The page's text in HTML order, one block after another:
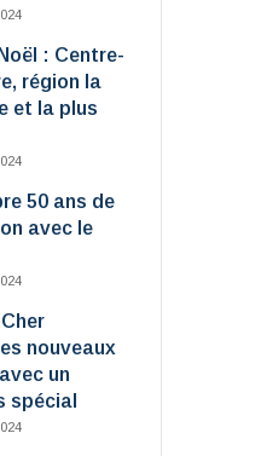
: Centre-
région la
et la plus
50 ans de
avec le
nouveaux
un
spécial